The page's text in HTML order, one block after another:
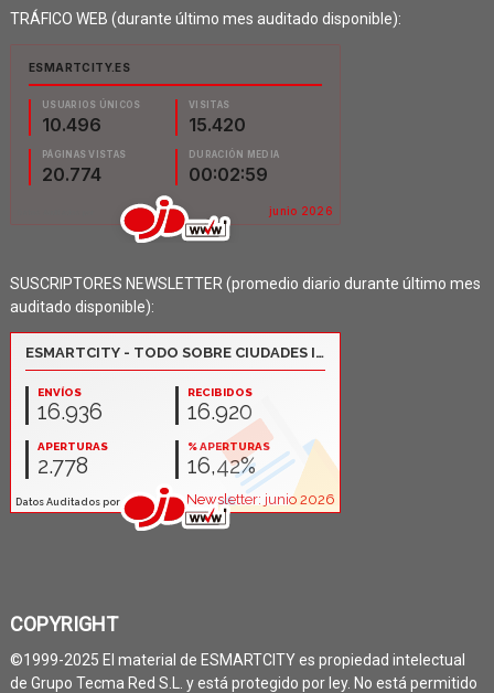
TRÁFICO WEB (durante último mes auditado disponible):
SUSCRIPTORES NEWSLETTER (promedio diario durante último mes
auditado disponible):
COPYRIGHT
©1999-2025 El material de ESMARTCITY es propiedad intelectual
de Grupo Tecma Red S.L. y está protegido por ley. No está permitido